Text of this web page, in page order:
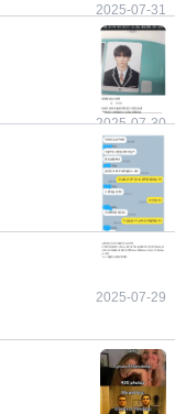
2025-08-02
2025-07-31
2025-07-30
2025-07-29
2025-07-29